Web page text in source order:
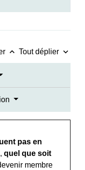
keyboard_arrow_up Tout déplier keyboard_arrow_down
pas en
quel que soit
membre